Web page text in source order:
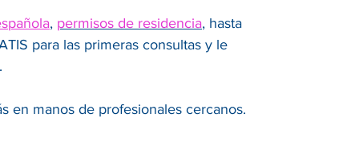
, permisos de residencia, hasta
para las primeras consultas y le
en manos de profesionales cercanos.